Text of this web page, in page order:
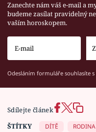
Zanechte nám váš e-mail a
budeme zasílat pravidelný
vaším horoskopem.
Odesláním formuláře souhlasíte s
Sdílejte článek
ŠTÍTKY
DÍTĚ RODINA